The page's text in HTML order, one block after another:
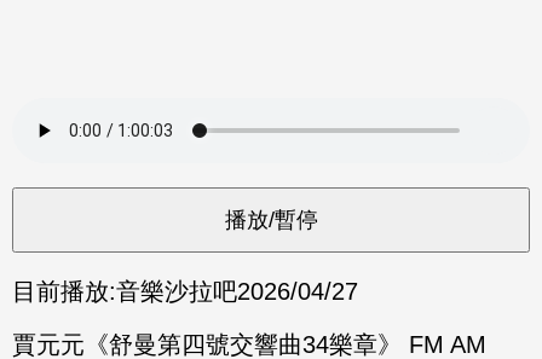
目前播放:音樂沙拉吧2026/04/27
賈元元《舒曼第四號交響曲34樂章》 FM AM